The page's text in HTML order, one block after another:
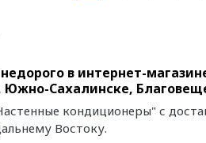
в интернет-
Южно-Сахалинске,
кондиционеры" с
Востоку.